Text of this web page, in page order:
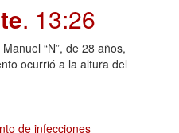
. 13:26
“N”, de 28 años,
ocurrió a la altura del